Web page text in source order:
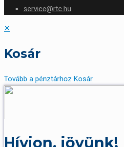
service@rtc.hu
✕
Kosár
Tovább a pénztárhoz Kosár
Hívjon, jövünk!